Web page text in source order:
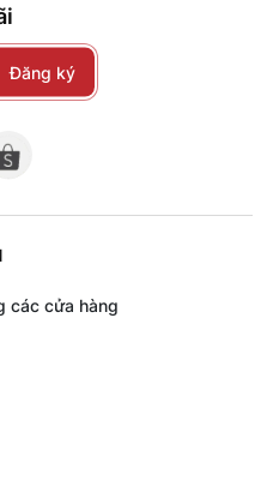
Đăng ký
các cửa hàng